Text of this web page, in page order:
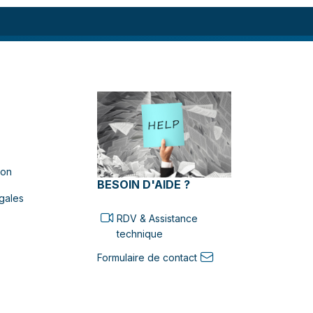
BESOIN D'AIDE ?
RDV & Assistance
technique
Formulaire de contact